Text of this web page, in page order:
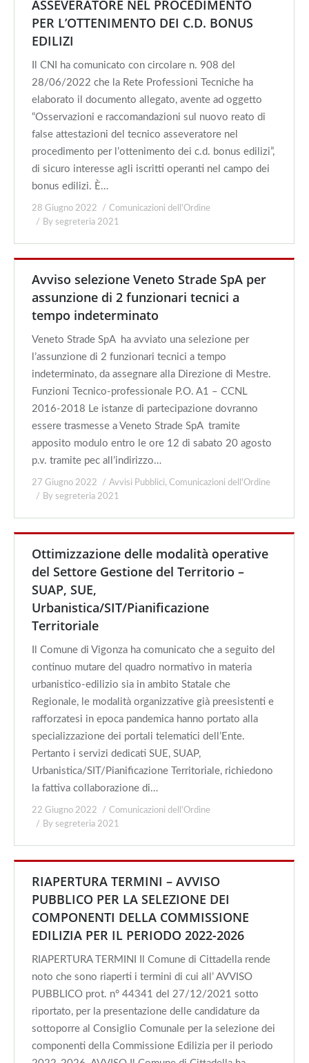
ASSEVERATORE NEL PROCEDIMENTO
PER L’OTTENIMENTO DEI C.D. BONUS
EDILIZI
Il CNI ha comunicato con circolare n. 908 del
28/06/2022 che la Rete Professioni Tecniche ha
elaborato il documento allegato, avente ad oggetto
“Osservazioni e raccomandazioni sul nuovo reato di
false attestazioni del tecnico asseveratore nel
procedimento per l’ottenimento dei c.d. bonus edilizi”,
di sicuro interesse agli iscritti operanti nel campo dei
bonus edilizi. È…
28 Giugno 2022
Comunicazioni dell'Ordine
By segreteria 2021
Avviso selezione Veneto Strade SpA per
assunzione di 2 funzionari tecnici a
tempo indeterminato
Veneto Strade SpA ha avviato una selezione per
l’assunzione di 2 funzionari tecnici a tempo
indeterminato, da assegnare alla Direzione di Mestre.
Funzioni Tecnico-professionale P.O. A1 – CCNL
2016-2018 Le istanze di partecipazione dovranno
essere trasmesse a Veneto Strade SpA tramite
apposito modulo entro le ore 12 di sabato 20 agosto
p.v. tramite pec all’indirizzo…
27 Giugno 2022 Avvisi Pubblici, Comunicazioni dell'Ordine
By segreteria 2021
Ottimizzazione delle modalità operative
del Settore Gestione del Territorio –
SUAP, SUE,
Urbanistica/SIT/Pianificazione
Territoriale
Il Comune di Vigonza ha comunicato che a seguito del
continuo mutare del quadro normativo in materia
urbanistico-edilizio sia in ambito Statale che
Regionale, le modalità organizzative già preesistenti e
rafforzatesi in epoca pandemica hanno portato alla
specializzazione dei portali telematici dell’Ente.
Pertanto i servizi dedicati SUE, SUAP,
Urbanistica/SIT/Pianificazione Territoriale, richiedono
la fattiva collaborazione di…
22 Giugno 2022
Comunicazioni dell'Ordine
By segreteria 2021
RIAPERTURA TERMINI – AVVISO
PUBBLICO PER LA SELEZIONE DEI
COMPONENTI DELLA COMMISSIONE
EDILIZIA PER IL PERIODO 2022-2026
RIAPERTURA TERMINI Il Comune di Cittadella rende
noto che sono riaperti i termini di cui all’ AVVISO
PUBBLICO prot. n° 44341 del 27/12/2021 sotto
riportato, per la presentazione delle candidature da
sottoporre al Consiglio Comunale per la selezione dei
componenti della Commissione Edilizia per il periodo